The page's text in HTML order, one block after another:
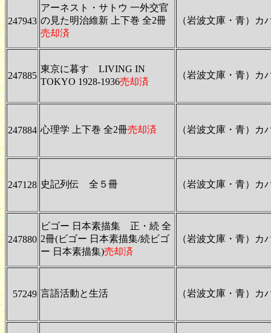
247943
アーネスト・サトウ 一外交官
の見た明治維新 上下巻 全2冊
売却済
（岩波文庫・青）カ
247885
東京に暮す LIVING IN
TOKYO 1928-1936売却済
（岩波文庫・青）カ
247884 心理学 上下巻 全2冊売却済 （岩波文庫・青）カ
247128 史記列伝 全５冊 （岩波文庫・青）カ
247880
ビゴー 日本素描集 正・続 全
2冊(ビゴー 日本素描集/続ビゴ
ー 日本素描集)売却済
（岩波文庫・青）カ
57249 言語活動と生活 （岩波文庫・青）カ